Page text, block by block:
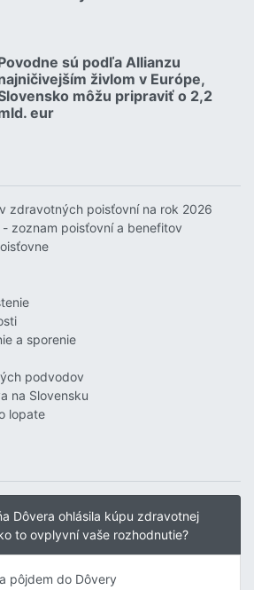
sú podľa Allianzu
živlom v Európe,
môžu pripraviť o 2,2
eur
23.07.2026 |
zdravotných poisťovní na rok 2026
zoznam poisťovní a benefitov
a sporenie
podvodov
na Slovensku
lopate
Dôvera ohlásila kúpu zdravotnej
to ovplyvní vaše rozhodnutie?
pôjdem do Dôvery